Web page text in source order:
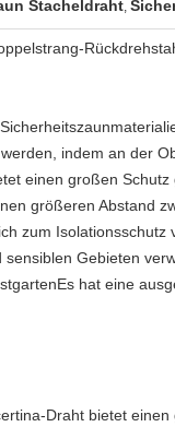
Stacheldraht,
indem an der
einen großen
größeren Abstand
zum
Gebieten
hat eine
Draht bietet